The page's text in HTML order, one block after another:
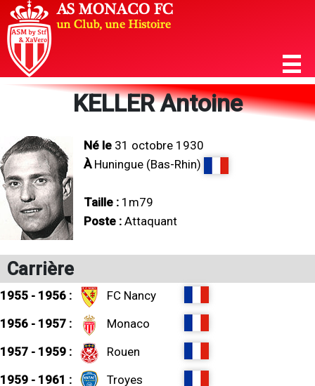
KELLER Antoine
Né le 31 octobre 1930
ÀHuningue (Bas-Rhin)
Taille : 1m79
Poste : Attaquant
Carrière
1955 - 1956 :
FC Nancy
1956 - 1957 :
Monaco
1957 - 1959 :
Rouen
1959 - 1961 :
Troyes